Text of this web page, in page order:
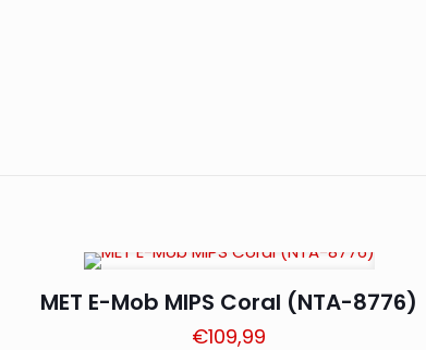
MET E-Mob MIPS Coral (NTA-8776)
€109,99